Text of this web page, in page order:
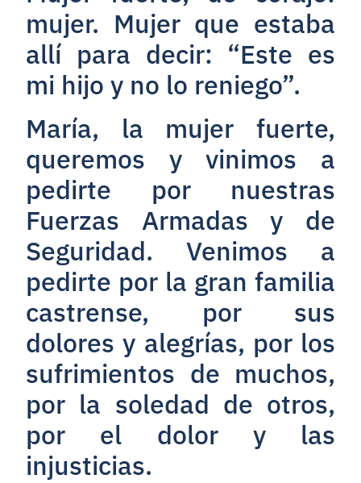
mujer. Mujer que estaba
allí para decir: “Este es
mi hijo y no lo reniego”.
María, la mujer fuerte,
queremos y vinimos a
pedirte por nuestras
Fuerzas Armadas y de
Seguridad. Venimos a
pedirte por la gran familia
castrense, por sus
dolores y alegrías, por los
sufrimientos de muchos,
por la soledad de otros,
por el dolor y las
injusticias.